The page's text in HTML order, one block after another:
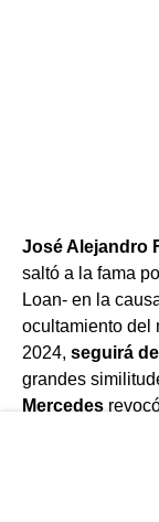
José Alejandro
saltó a la fama
Loan- en la
ocultamiento del
2024, seguirá
grandes
Mercedes